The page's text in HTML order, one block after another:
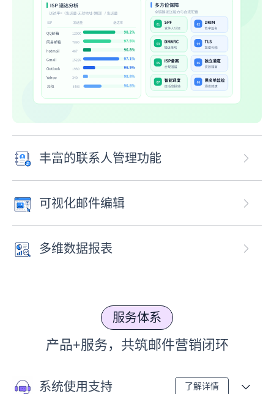
丰富的联系人管理功能
可视化邮件编辑
多维数据报表
服务体系
产品+服务，共筑邮件营销闭环
系统使用支持 了解详情